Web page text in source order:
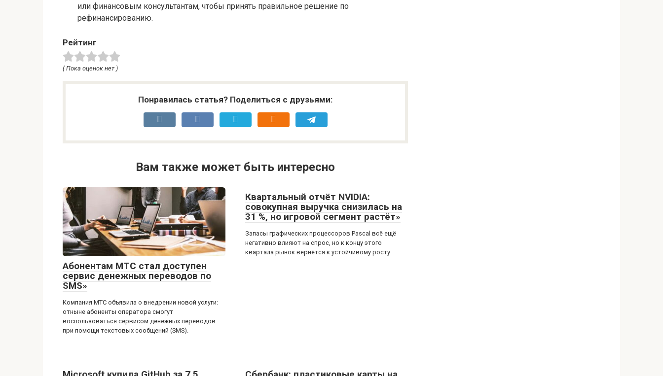
или финансовым консультантам, чтобы принять правильное решение по
рефинансированию.
Рейтинг
( Пока оценок нет )
Понравилась статья? Поделиться с друзьями:
Вам также может быть интересно
Абонентам МТС стал доступен
сервис денежных переводов по
SMS»
Компания МТС объявила о внедрении новой услуги:
отныне абоненты оператора смогут
воспользоваться сервисом денежных переводов
при помощи текстовых сообщений (SMS).
Квартальный отчёт NVIDIA:
совокупная выручка снизилась на
31 %, но игровой сегмент растёт»
Запасы графических процессоров Pascal всё ещё
негативно влияют на спрос, но к концу этого
квартала рынок вернётся к устойчивому росту